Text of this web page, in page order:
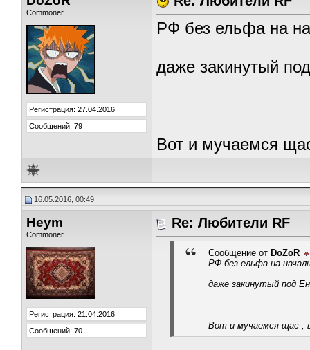
Commoner
Регистрация: 27.04.2016
Сообщений: 79
РФ без ельфа на
даже закинутый
Вот и мучаемся
16.05.2016, 00:49
Heym
Commoner
Регистрация: 21.04.2016
Сообщений: 70
Re: Любители RF
Сообщение от DoZoR
РФ без ельфа на
даже закинутый под
Вот и мучаемся щас ,